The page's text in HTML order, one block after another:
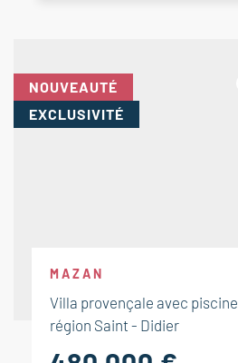
NOUVEAUTÉ
EXCLUSIVITÉ
MAZAN
Villa provençale avec piscine
région Saint - Didier